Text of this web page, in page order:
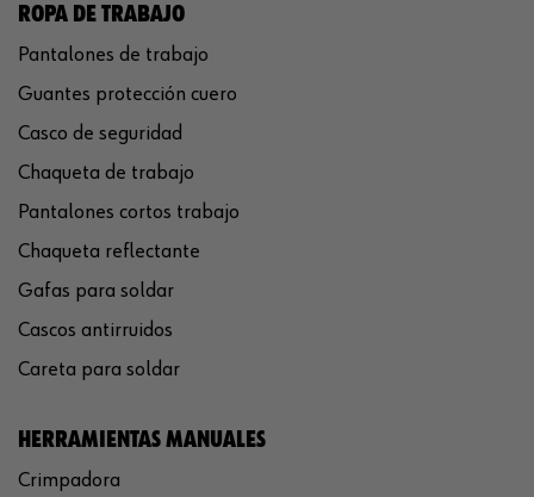
ROPA DE TRABAJO
Pantalones de trabajo
Guantes protección cuero
Casco de seguridad
Chaqueta de trabajo
Pantalones cortos trabajo
Chaqueta reflectante
Gafas para soldar
Cascos antirruidos
Careta para soldar
HERRAMIENTAS MANUALES
Crimpadora